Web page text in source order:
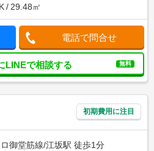
29.48㎡
電話で問合せ
LINEで相談する 無料
初期費用に注目
御堂筋線/江坂駅 徒歩1分